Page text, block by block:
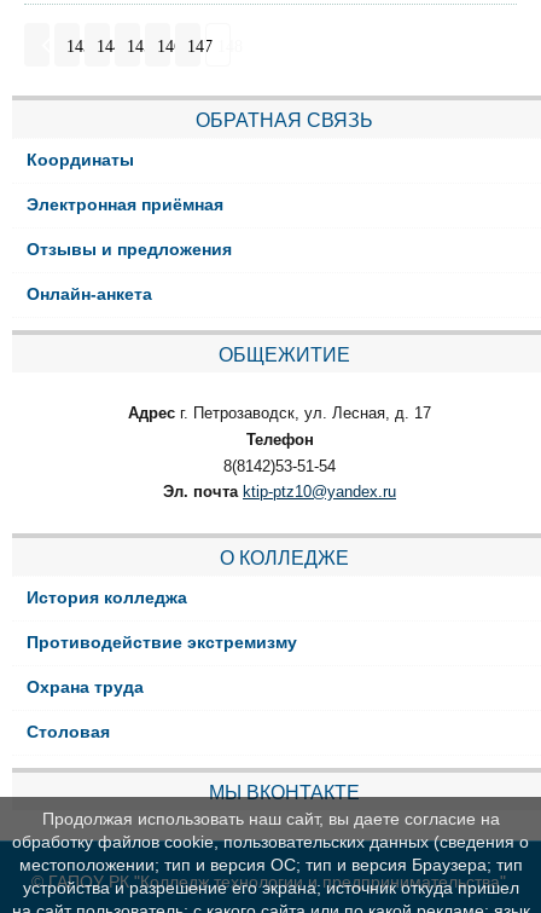
143 144 145 146 147
ОБРАТНАЯ СВЯЗЬ
Координаты
Электронная приёмная
Отзывы и предложения
Онлайн-анкета
ОБЩЕЖИТИЕ
Адрес г. Петрозаводск, ул. Лесная, д. 17
Телефон
8(8142)53-51-54
Эл. почта ktip-ptz10@yandex.ru
О КОЛЛЕДЖЕ
История колледжа
Противодействие экстремизму
Охрана труда
Столовая
МЫ ВКОНТАКТЕ
© ГАПОУ РК "Колледж технологии и предпринимательства"
Продолжая использовать наш сайт, вы даете согласие на
обработку файлов cookie, пользовательских данных (сведения о
местоположении; тип и версия ОС; тип и версия Браузера; тип
устройства и разрешение его экрана; источник откуда пришел